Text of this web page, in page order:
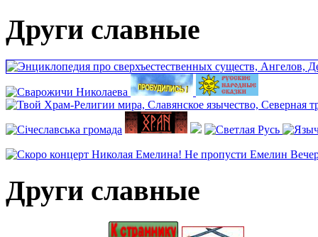
Други славные
Други славные